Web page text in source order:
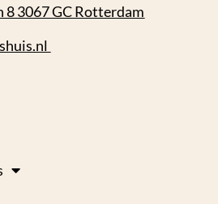
8 3067 GC Rotterdam